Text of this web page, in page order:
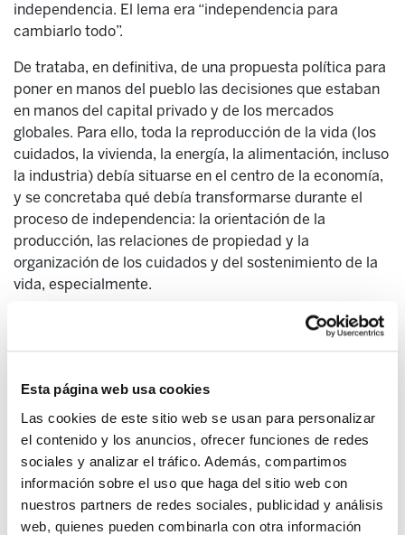
Esta página web usa cookies
Las cookies de este sitio web se usan para personalizar
el contenido y los anuncios, ofrecer funciones de redes
sociales y analizar el tráfico. Además, compartimos
información sobre el uso que haga del sitio web con
nuestros partners de redes sociales, publicidad y análisis
web, quienes pueden combinarla con otra información
independencia. El lema era “independencia para
cambiarlo todo”.
De trataba, en definitiva, de una propuesta política para
poner en manos del pueblo las decisiones que estaban
en manos del capital privado y de los mercados
globales. Para ello, toda la reproducción de la vida (los
cuidados, la vivienda, la energía, la alimentación, incluso
la industria) debía situarse en el centro de la economía,
y se concretaba qué debía transformarse durante el
proceso de independencia: la orientación de la
producción, las relaciones de propiedad y la
organización de los cuidados y del sostenimiento de la
vida, especialmente.
En los años posteriores, tras el fracaso del proyecto
independentista y la retirada de la mayoría de partidos,
de los partidos que se definen como soberanistas no
estrategias para cuestionar el poder del capital.
Euskal Herria no es Cataluña, pero también existí el
riesgo de que ocurra algo parecido. El autogobierno se
presenta como un éxito tanto en la CAV como en
Navarra: para ello se mencionan indicadores de renta,